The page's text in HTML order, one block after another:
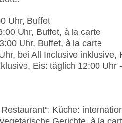
Uhr, Buffet
Uhr, Buffet, à la carte
Uhr, Buffet, à la carte
bei All Inclusive inklusive,
Eis: täglich 12:00 Uhr
Küche: